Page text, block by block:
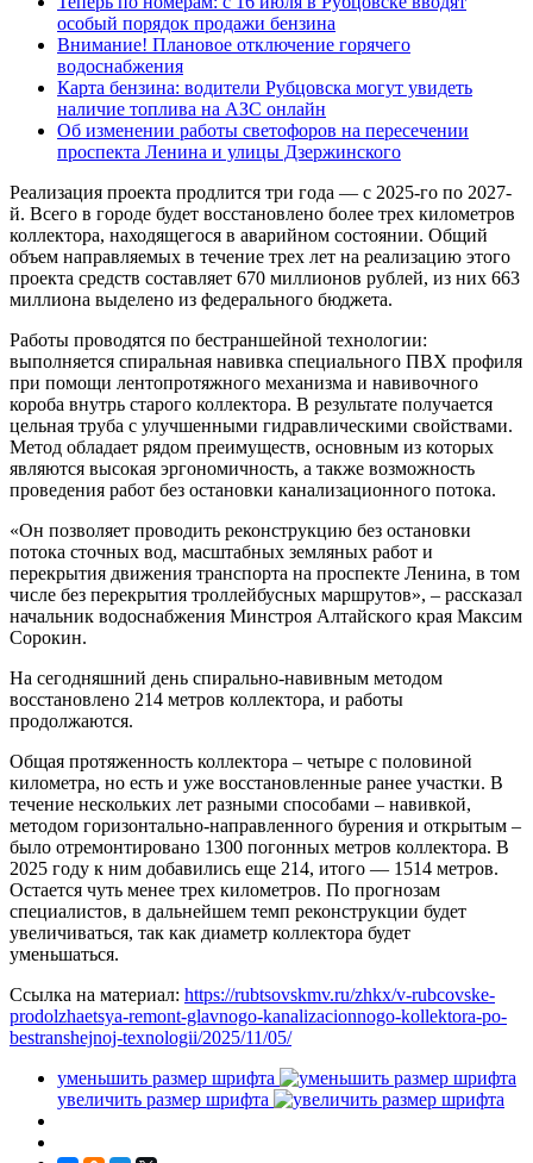
особый порядок продажи бензина
Внимание! Плановое отключение горячего
водоснабжения
Карта бензина: водители Рубцовска могут увидеть
наличие топлива на АЗС онлайн
Об изменении работы светофоров на пересечении
проспекта Ленина и улицы Дзержинского
Реализация проекта продлится три года — с 2025-го по 2027-
й. Всего в городе будет восстановлено более трех километров
коллектора, находящегося в аварийном состоянии. Общий
объем направляемых в течение трех лет на реализацию этого
проекта средств составляет 670 миллионов рублей, из них 663
миллиона выделено из федерального бюджета.
Работы проводятся по бестраншейной технологии:
выполняется спиральная навивка специального ПВХ профиля
при помощи лентопротяжного механизма и навивочного
короба внутрь старого коллектора. В результате получается
цельная труба с улучшенными гидравлическими свойствами.
Метод обладает рядом преимуществ, основным из которых
являются высокая эргономичность, а также возможность
проведения работ без остановки канализационного потока.
«Он позволяет проводить реконструкцию без остановки
потока сточных вод, масштабных земляных работ и
перекрытия движения транспорта на проспекте Ленина, в том
числе без перекрытия троллейбусных маршрутов», – рассказал
начальник водоснабжения Минстроя Алтайского края Максим
Сорокин.
На сегодняшний день спирально-навивным методом
восстановлено 214 метров коллектора, и работы
продолжаются.
Общая протяженность коллектора – четыре с половиной
километра, но есть и уже восстановленные ранее участки. В
течение нескольких лет разными способами – навивкой,
методом горизонтально-направленного бурения и открытым –
было отремонтировано 1300 погонных метров коллектора. В
2025 году к ним добавились еще 214, итого — 1514 метров.
Остается чуть менее трех километров. По прогнозам
специалистов, в дальнейшем темп реконструкции будет
увеличиваться, так как диаметр коллектора будет
уменьшаться.
Ссылка на материал: https://rubtsovskmv.ru/zhkx/v-rubcovske-
prodolzhaetsya-remont-glavnogo-kanalizacionnogo-kollektora-po-
bestranshejnoj-texnologii/2025/11/05/
уменьшить размер шрифта
увеличить размер шрифта